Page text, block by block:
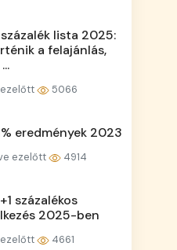
lista 2025:
a felajánlás,
ezelőtt 5066
eredmények 2023
ezelőtt 4914
százalékos
2025-ben
ezelőtt 4661